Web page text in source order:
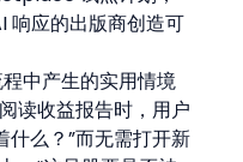
响应的出版商创造可
中产生的实用情境
读收益报告时，用户
什么？”而无需打开新